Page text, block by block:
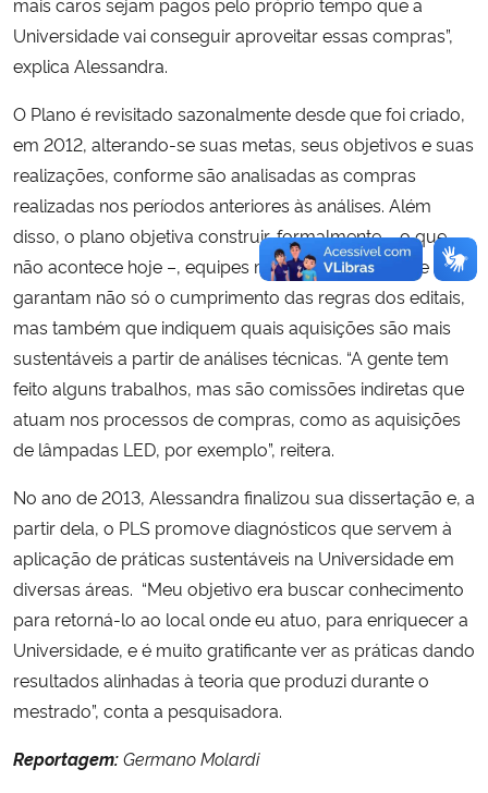
mais caros sejam pagos pelo próprio tempo que a
Universidade vai conseguir aproveitar essas compras”,
explica Alessandra.
O Plano é revisitado sazonalmente desde que foi criado,
em 2012, alterando-se suas metas, seus objetivos e suas
realizações, conforme são analisadas as compras
realizadas nos períodos anteriores às análises. Além
disso, o plano objetiva construir, formalmente – o que
não acontece hoje –, equipes multidisciplinares que
garantam não só o cumprimento das regras dos editais,
mas também que indiquem quais aquisições são mais
sustentáveis a partir de análises técnicas. “A gente tem
feito alguns trabalhos, mas são comissões indiretas que
atuam nos processos de compras, como as aquisições
de lâmpadas LED, por exemplo”, reitera.
No ano de 2013, Alessandra finalizou sua dissertação e, a
partir dela, o PLS promove diagnósticos que servem à
aplicação de práticas sustentáveis na Universidade em
diversas áreas. “Meu objetivo era buscar conhecimento
para retorná-lo ao local onde eu atuo, para enriquecer a
Universidade, e é muito gratificante ver as práticas dando
resultados alinhadas à teoria que produzi durante o
mestrado”, conta a pesquisadora.
Reportagem:Germano Molardi